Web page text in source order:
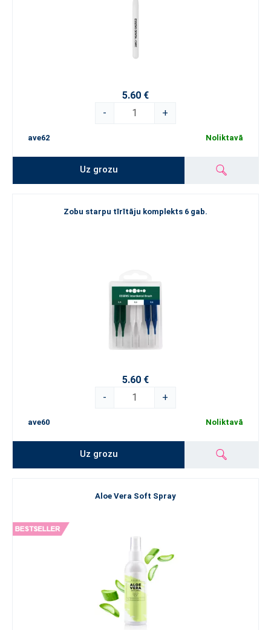
5.60 €
-
+
ave62 Noliktavā
Uz grozu
Zobu starpu tīrītāju komplekts 6 gab.
5.60 €
-
+
ave60 Noliktavā
Uz grozu
Aloe Vera Soft Spray